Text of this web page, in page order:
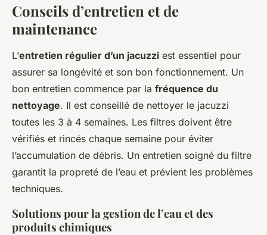
Conseils d’entretien et de
maintenance
L’entretien régulier d’un jacuzzi est essentiel pour
assurer sa longévité et son bon fonctionnement. Un
bon entretien commence par la fréquence du
nettoyage. Il est conseillé de nettoyer le jacuzzi
toutes les 3 à 4 semaines. Les filtres doivent être
vérifiés et rincés chaque semaine pour éviter
l’accumulation de débris. Un entretien soigné du filtre
garantit la propreté de l’eau et prévient les problèmes
techniques.
Solutions pour la gestion de l’eau et des
produits chimiques